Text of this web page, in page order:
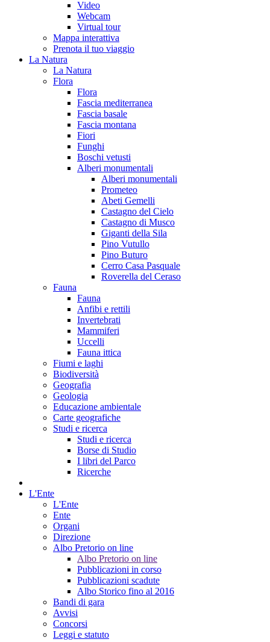
Video
Webcam
Virtual tour
Mappa interattiva
Prenota il tuo viaggio
La Natura
La Natura
Flora
Flora
Fascia mediterranea
Fascia basale
Fascia montana
Fiori
Funghi
Boschi vetusti
Alberi monumentali
Alberi monumentali
Prometeo
Abeti Gemelli
Castagno del Cielo
Castagno di Musco
Giganti della Sila
Pino Vutullo
Pino Buturo
Cerro Casa Pasquale
Roverella del Ceraso
Fauna
Fauna
Anfibi e rettili
Invertebrati
Mammiferi
Uccelli
Fauna ittica
Fiumi e laghi
Biodiversità
Geografia
Geologia
Educazione ambientale
Carte geografiche
Studi e ricerca
Studi e ricerca
Borse di Studio
I libri del Parco
Ricerche
L'Ente
L'Ente
Ente
Organi
Direzione
Albo Pretorio on line
Albo Pretorio on line
Pubblicazioni in corso
Pubblicazioni scadute
Albo Storico fino al 2016
Bandi di gara
Avvisi
Concorsi
Leggi e statuto